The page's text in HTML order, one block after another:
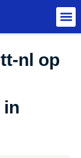
nl op
in